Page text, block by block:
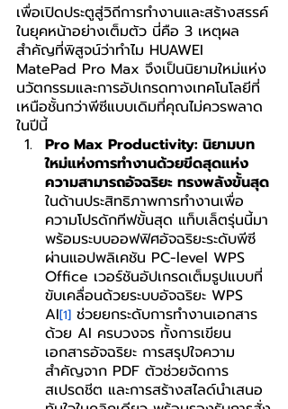
เพื่อเปิดประตูสู่วิถีการทำงานและสร้างสรรค์
ในยุคหน้าอย่างเต็มตัว นี่คือ 3 เหตุผล
สำคัญที่พิสูจน์ว่าทำไม HUAWEI
MatePad Pro Max จึงเป็นนิยามใหม่แห่ง
นวัตกรรมและการอัปเกรดทางเทคโนโลยีที่
เหนือชั้นกว่าพีซีแบบเดิมที่คุณไม่ควรพลาด
ในปีนี้
Pro Max Productivity: นิยามบท
ใหม่แห่งการทำงานด้วยขีดสุดแห่ง
ความสามารถอัจฉริยะ ทรงพลังขั้นสุด
ในด้านประสิทธิภาพการทำงานเพื่อ
ความโปรดักทีฟขั้นสุด แท็บเล็ตรุ่นนี้มา
พร้อมระบบออฟฟิศอัจฉริยะระดับพีซี
ผ่านแอปพลิเคชัน PC-level WPS
Office เวอร์ชันอัปเกรดเต็มรูปแบบที่
ขับเคลื่อนด้วยระบบอัจฉริยะ WPS
AI[1] ช่วยยกระดับการทำงานเอกสาร
ด้วย AI ครบวงจร ทั้งการเขียน
เอกสารอัจฉริยะ การสรุปใจความ
สำคัญจาก PDF ตัวช่วยจัดการ
สเปรดชีต และการสร้างสไลด์นำเสนอ